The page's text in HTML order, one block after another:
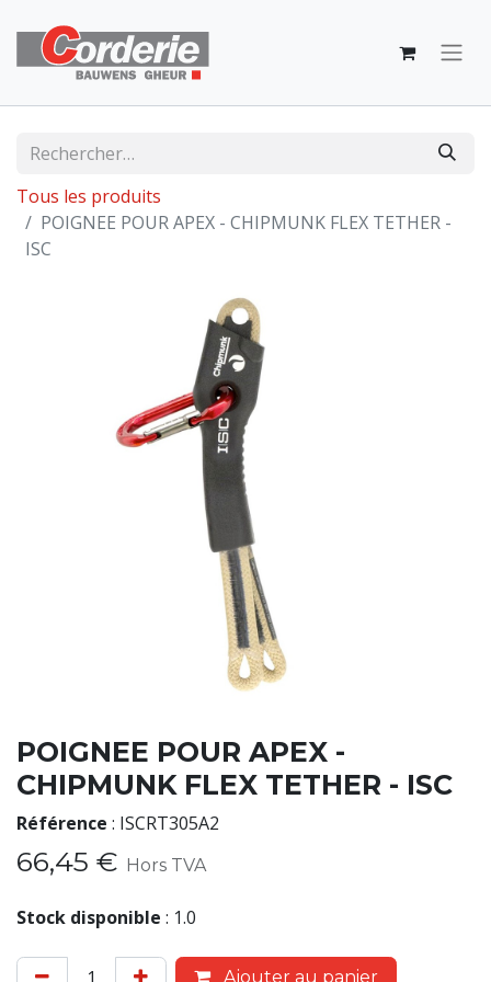
Tous les produits
POIGNEE POUR APEX - CHIPMUNK FLEX TETHER -
ISC
POIGNEE POUR APEX -
CHIPMUNK FLEX TETHER - ISC
Référence : ISCRT305A2
66,45 € Hors TVA
Stock disponible : 1.0
Ajouter au panier